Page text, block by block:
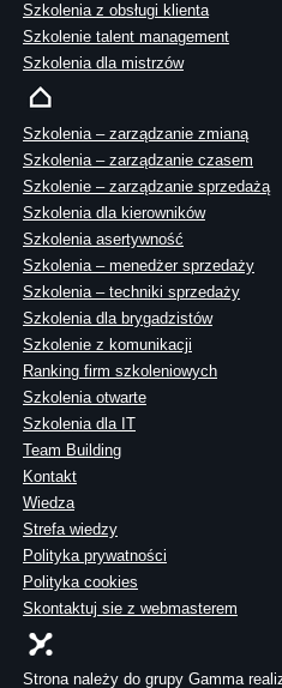
Szkolenia z obsługi klienta
Szkolenie talent management
Szkolenia dla mistrzów
Szkolenia – zarządzanie zmianą
Szkolenia – zarządzanie czasem
Szkolenie – zarządzanie sprzedażą
Szkolenia dla kierowników
Szkolenia asertywność
Szkolenia – menedżer sprzedaży
Szkolenia – techniki sprzedaży
Szkolenia dla brygadzistów
Szkolenie z komunikacji
Ranking firm szkoleniowych
Szkolenia otwarte
Szkolenia dla IT
Team Building
Kontakt
Wiedza
Strefa wiedzy
Polityka prywatności
Polityka cookies
Skontaktuj sie z webmasterem
Strona należy do grupy Gamma